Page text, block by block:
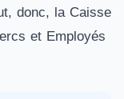
donc, la Caisse
et Employés